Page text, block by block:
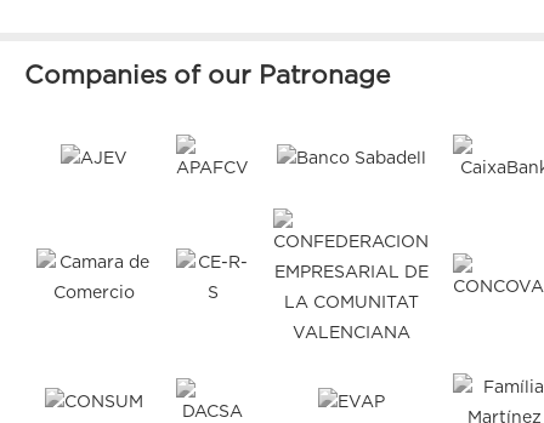
Companies of our Patronage